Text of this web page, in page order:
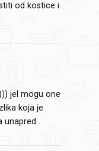
od kostice i
jel mogu one
koja je
unapred .